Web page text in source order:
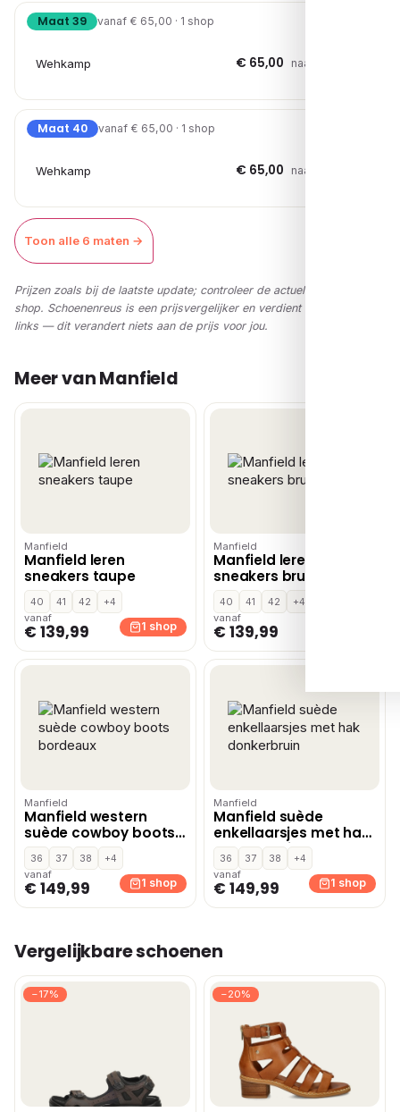
Maat 39 vanaf € 65,00 · 1 shop
Wehkamp € 65,00 naar shop →
Maat 40 vanaf € 65,00 · 1 shop
Wehkamp € 65,00 naar shop →
Toon alle 6 maten →
Prijzen zoals bij de laatste update; controleer de actuele prijs in de
shop. Schoenenreus is een prijsvergelijker en verdient via affiliate-
links — dit verandert niets aan de prijs voor jou.
Meer van Manfield
Manfield
Manfield leren
sneakers taupe
40 41 42
+4
vanaf
€ 139,99 1 shop
Manfield
Manfield leren
sneakers bruin
40 41 42
+4
vanaf
€ 139,99
Manfield
Manfield western
suède cowboy boots
bordeaux
36 37 38
+4
vanaf
€ 149,99 1 shop
Manfield
Manfield suède
enkellaarsjes met hak
donkerbruin
36 37 38
+4
vanaf
€ 149,99 1 shop
Vergelijkbare schoenen
−17% −20%